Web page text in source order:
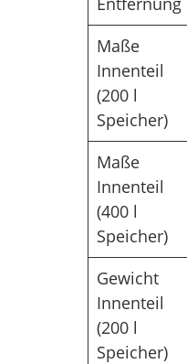
Maße
Innenteil
(200 l
Speicher)
Maße
Innenteil
(400 l
Speicher)
Gewicht
Innenteil
(200 l
Speicher)